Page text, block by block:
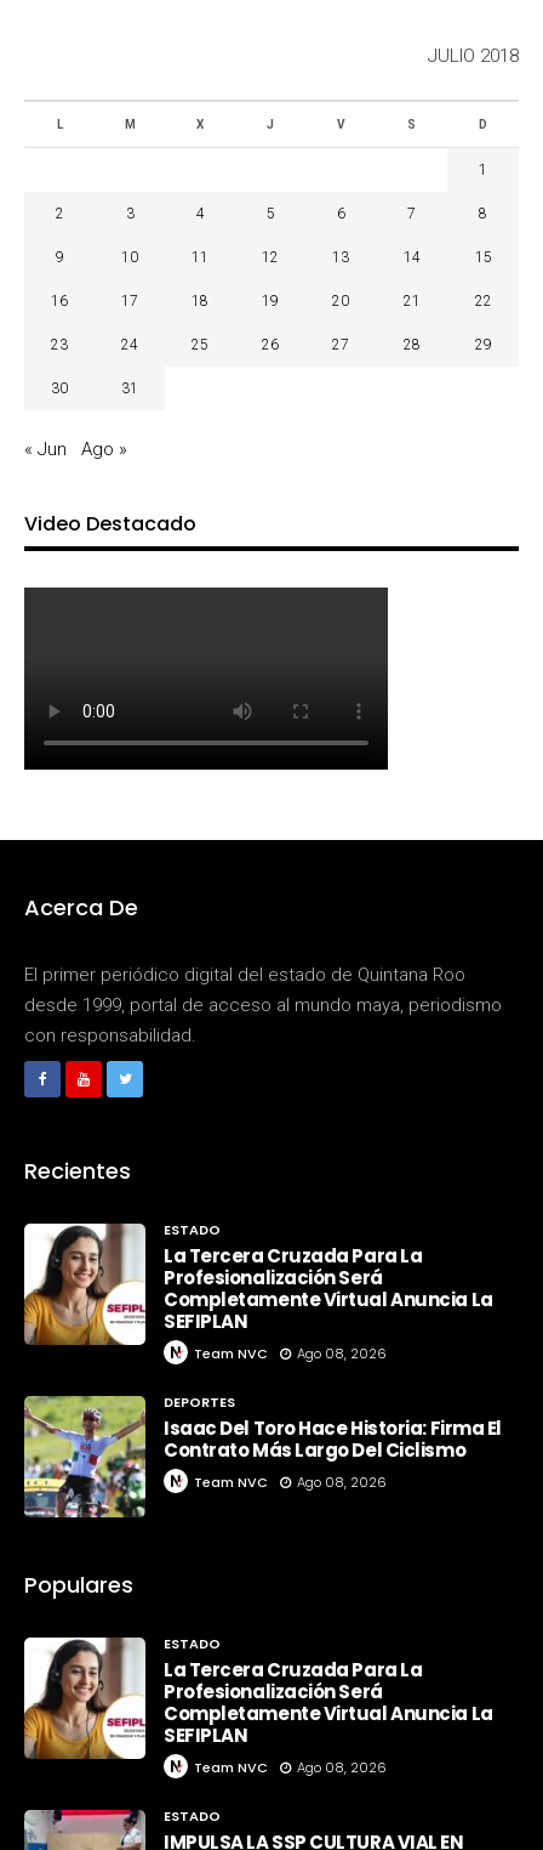
JULIO 2018
L M X J V S D
1
2 3 4 5 6 7 8
9 10 11 12 13 14 15
16 17 18 19 20 21 22
23 24 25 26 27 28 29
30 31
« Jun Ago »
Video Destacado
Acerca De
El primer periódico digital del estado de Quintana Roo
desde 1999, portal de acceso al mundo maya, periodismo
con responsabilidad.
Recientes
ESTADO
La Tercera Cruzada Para La
Profesionalización Será
Completamente Virtual Anuncia La
SEFIPLAN
Team NVC Ago 08, 2026
DEPORTES
Isaac Del Toro Hace Historia: Firma El
Contrato Más Largo Del Ciclismo
Team NVC Ago 08, 2026
Populares
ESTADO
La Tercera Cruzada Para La
Profesionalización Será
Completamente Virtual Anuncia La
SEFIPLAN
Team NVC Ago 08, 2026
ESTADO
IMPULSA LA SSP CULTURA VIAL EN